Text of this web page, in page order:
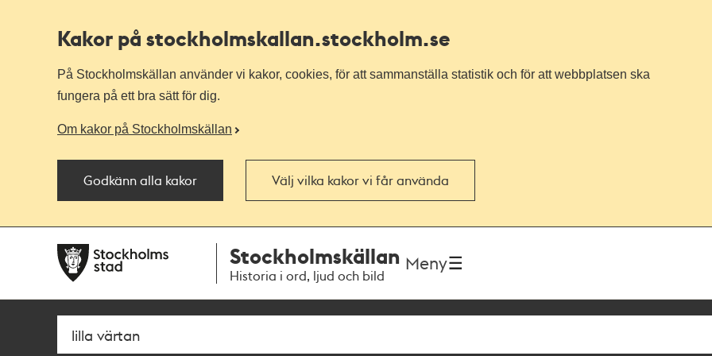
Kakor på stockholmskallan.stockholm.se
På Stockholmskällan använder vi kakor, cookies, för att sammanställa statistik och för att webbplatsen ska
fungera på ett bra sätt för dig.
Om kakor på Stockholmskällan
Godkänn alla kakor Välj vilka kakor vi får använda
navigationen
huvudinnehållet
Stockholmskällan
Historia i ord, ljud och bild
Meny
Sök